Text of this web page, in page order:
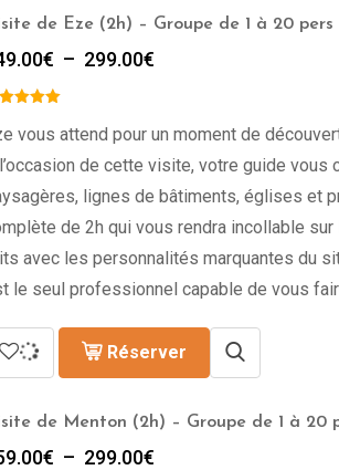
de Eze (2h) – Groupe de 1 à 20 pers
€ – 299.00€
249.00€
à
299.00€
vous attend pour un moment de
de cette visite, votre guide
lignes de bâtiments, églises et
de 2h qui vous rendra incollable
avec les personnalités marquantes du
le seul professionnel capable de vous
Réserver
de Menton (2h) – Groupe de 1 à 20
€ – 299.00€